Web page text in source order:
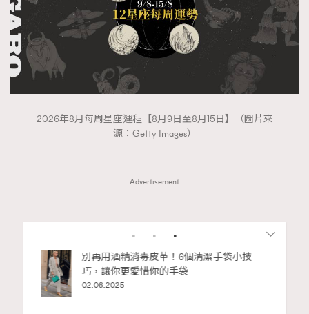
2026年8月每周星座運程【8月9日至8月15日】（圖片來
源：Getty Images）
Advertisement